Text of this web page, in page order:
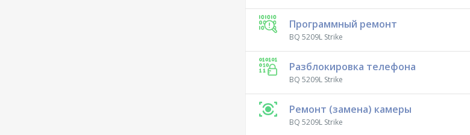
Программный ремонт
BQ 5209L Strike
Разблокировка телефона
BQ 5209L Strike
Ремонт (замена) камеры
BQ 5209L Strike